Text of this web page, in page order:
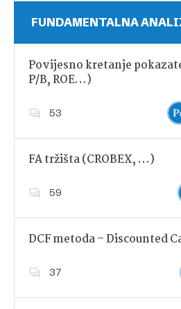
FUNDAMENTALNA
Povijesno kretanje
P/B, ROE…)
53
FA tržišta (CROBEX, …)
59
DCF metoda – Discounted
37